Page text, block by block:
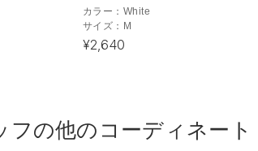
カラー： White
サイズ： M
¥2,640
フの他のコーディネート